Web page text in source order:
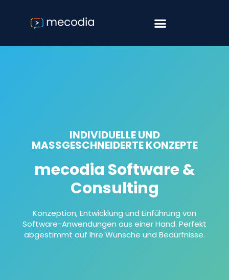
INDIVIDUELLE UND
MASSGESCHNEIDERTE KONZEPTE
mecodia Software &
Consulting
Konzeption, Entwicklung und Einführung von
Software-Anwendungen aus einer Hand. Perfekt
abgestimmt auf Ihre Wünsche und Bedürfnisse.